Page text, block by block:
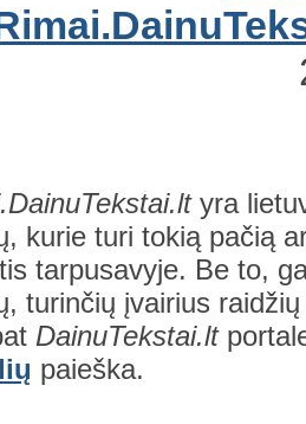
yra
kurie turi tokią pačią
tarpusavyje. Be to,
turinčių įvairius
DainuTekstai.lt
paieška.